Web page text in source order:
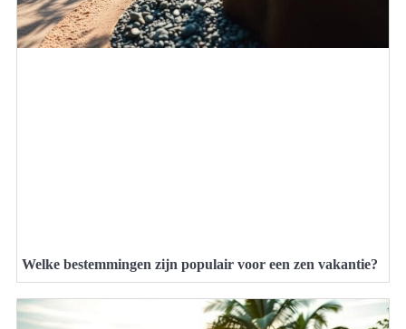
Welke bestemmingen zijn populair voor een zen vakantie?